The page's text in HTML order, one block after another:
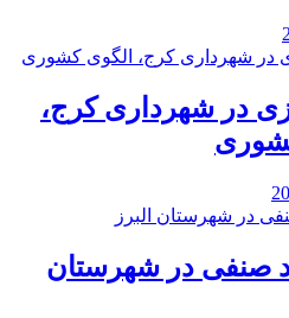
در شهرداری کرج،
۶ واحد صنفی در شهرستان